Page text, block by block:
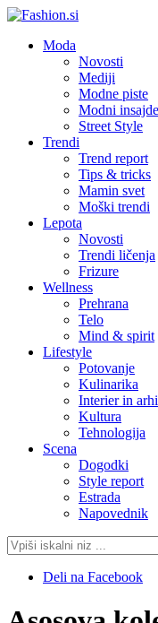
Moda
Novosti
Mediji
Modne piste
Modni
Street Style
Trendi
Trend report
Tips & tricks
Mamin svet
Moški trendi
Lepota
Novosti
Trendi ličenja
Frizure
Wellness
Prehrana
Telo
Mind & spirit
Lifestyle
Potovanje
Kulinarika
Interier in
Kultura
Tehnologija
Scena
Dogodki
Style report
Estrada
Napovednik
Deli na Facebook